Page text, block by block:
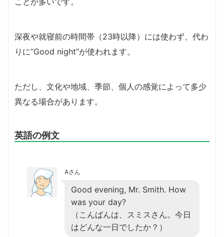
深夜や就寝前の時間帯（23時以降）には使わず、代わ
りに”Good night”が使われます。
ただし、文化や地域、季節、個人の感覚によって多少
異なる場合があります。
英語の例文
Aさん
Good evening, Mr. Smith. How
was your day?
（こんばんは、スミスさん。今日
はどんな一日でしたか？）